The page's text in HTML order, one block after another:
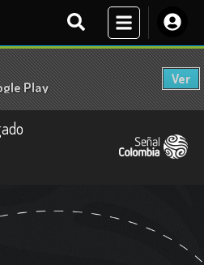
Play
Ver